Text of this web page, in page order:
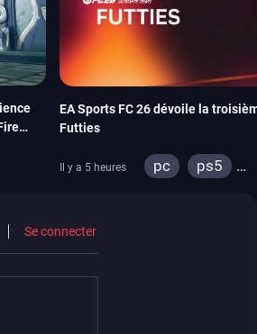
EA Sports FC 26 dévoile la
Futties
Il y a 5 heures pc
ps5
Se connecter